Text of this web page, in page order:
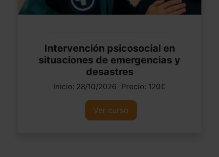
Intervención psicosocial en
situaciones de emergencias y
desastres
Inicio: 28/10/2026 |Precio: 120€
Ver curso